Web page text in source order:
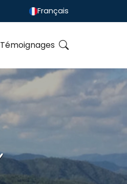
Français
Témoignages